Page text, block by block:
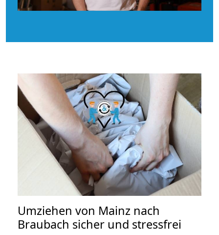
Umziehen von Mainz nach
Braubach sicher und stressfrei